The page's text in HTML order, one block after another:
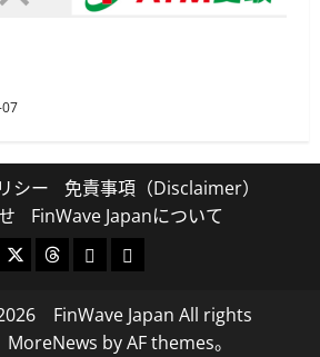
シー
免責事項（Disclaimer）
FinWave Japanについて
X ThreadsBlueskyMastodon
FinWave Japan All rights
MoreNews by AF themes。